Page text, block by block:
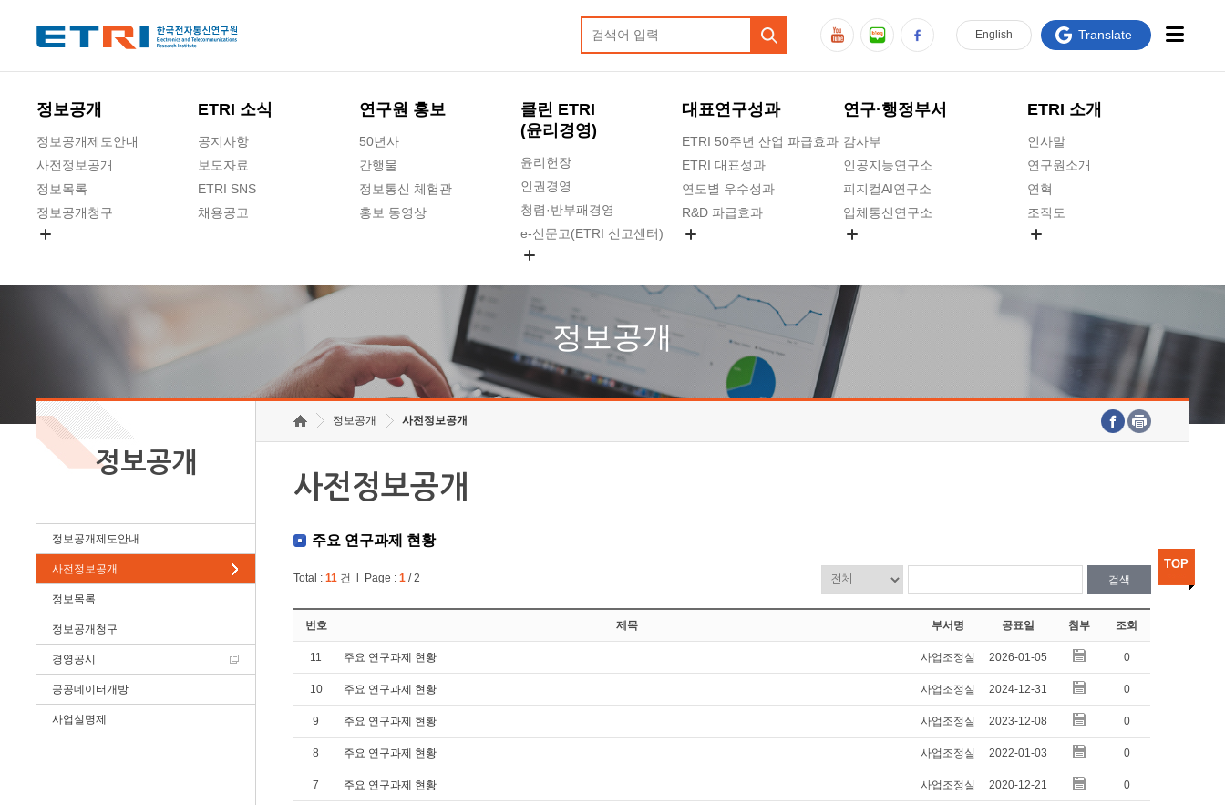
정보공개
정보공개제도안내
사전정보공개
정보목록
정보공개청구
ETRI 소식
공지사항
보도자료
ETRI SNS
채용공고
연구원 홍보
50년사
간행물
정보통신 체험관
홍보 동영상
클린 ETRI
(윤리경영)
윤리헌장
인권경영
청렴·반부패경영
e-신문고(ETRI 신고센터)
청렴포털 신고
고객의소리
수의계약 현황
부패징계 현황
감사결과공개
대표연구성과
ETRI 50주년 산업 파급효과
ETRI 대표성과
연도별 우수성과
R&D 파급효과
연구·행정부서
감사부
인공지능연구소
피지컬AI연구소
입체통신연구소
ICT전략연구소
인공지능안전연구소
우주항공반도체전략연구단
대경권연구본부
호남권연구본부
기획본부
ETRI 소개
인사말
연구원소개
연혁
조직도
연구원 고객헌장
ETRI CI
찾아오시는길
English Translate
정보공개
정보공개
정보공개제도안내
사전정보공개
정보목록
정보공개청구
경영공시
공공데이터개방
사업실명제
정보공개 사전정보공개
사전정보공개
주요 연구과제 현황
Total :11 건 l Page :1 / 2 검색
번호 제목 부서명 공표일 첨부 조회
11 주요 연구과제 현황 사업조정실 2026-01-05 0
10 주요 연구과제 현황 사업조정실 2024-12-31 0
9 주요 연구과제 현황 사업조정실 2023-12-08 0
8 주요 연구과제 현황 사업조정실 2022-01-03 0
7 주요 연구과제 현황 사업조정실 2020-12-21 0
TOP